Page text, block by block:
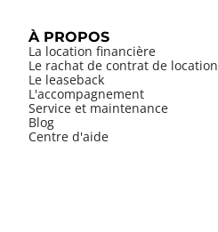
À PROPOS
La location financière
Le rachat de contrat de location
Le leaseback
L'accompagnement
Service et maintenance
Blog
Centre d'aide